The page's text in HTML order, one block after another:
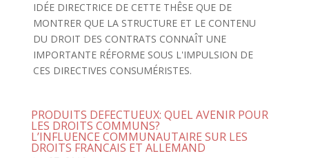
IDÉE DIRECTRICE DE CETTE THÊSE QUE DE
MONTRER QUE LA STRUCTURE ET LE CONTENU
DU DROIT DES CONTRATS CONNAÎT UNE
IMPORTANTE RÉFORME SOUS L'IMPULSION DE
CES DIRECTIVES CONSUMÉRISTES.
PRODUITS DEFECTUEUX: QUEL AVENIR POUR
LES DROITS COMMUNS?
L’INFLUENCE COMMUNAUTAIRE SUR LES
DROITS FRANCAIS ET ALLEMAND